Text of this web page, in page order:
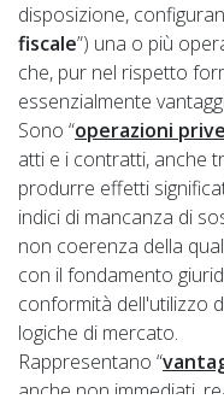
disposizione,
fiscale”) una o più
che, pur nel rispetto
essenzialmente
Sono “operazioni
atti e i contratti, anche
produrre effetti
indici di mancanza di
non coerenza della
con il fondamento
conformità dell'utilizzo
logiche di mercato.
Rappresentano “
anche non immediati,